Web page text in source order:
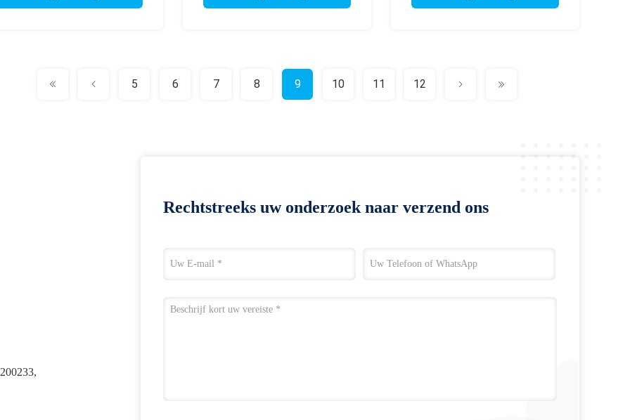
5 6 7 8 9 10 11 12
Rechtstreeks uw onderzoek naar verzend ons